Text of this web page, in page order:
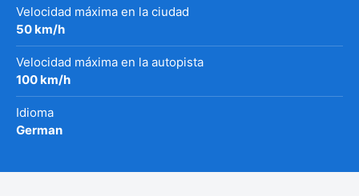
Velocidad máxima en la ciudad
50 km/h
Velocidad máxima en la autopista
100 km/h
Idioma
German